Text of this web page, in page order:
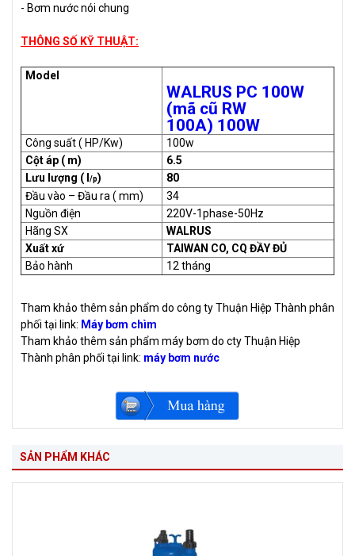
- Bơm nước nói chung
THÔNG SỐ KỸ THUẬT:
Model
WALRUS PC 100W
(mã cũ RW
100A) 100W
Công suất ( HP/Kw)
100w
Cột áp ( m)
6.5
Lưu lượng ( l­­
/p)
80
Đầu vào – Đầu ra ( mm)
34
Nguồn điện
220V-1phase-50Hz
Hãng SX
WALRUS
Xuất xứ
TAIWAN CO, CQ ĐẦY ĐỦ
Bảo hành
12 tháng
Tham khảo thêm sản phẩm do công ty Thuận Hiệp Thành phân
phối tại link: Máy bơm chìm
Tham khảo thêm sản phẩm máy bơm do cty Thuận Hiệp
Thành phân phối tại link: máy bơm nước
SẢN PHẨM KHÁC